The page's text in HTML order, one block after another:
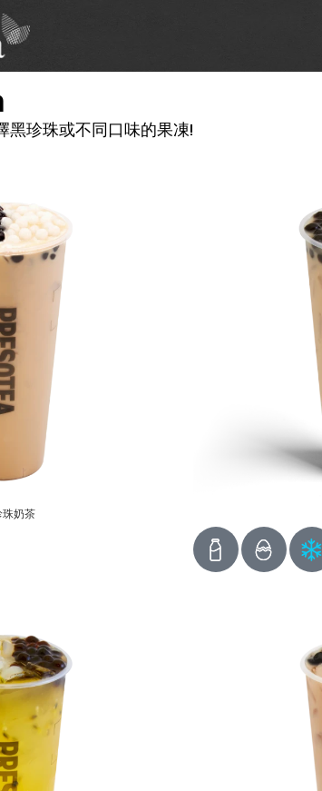
黑珍珠或不同口味的果凍!
珠奶茶